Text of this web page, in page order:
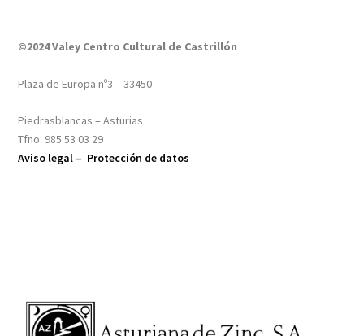
©2024 Valey Centro Cultural de Castrillón
Plaza de Europa nº3 – 33450
Piedrasblancas – Asturias
Tfno: 985 53 03 29
Aviso legal – Protección de datos